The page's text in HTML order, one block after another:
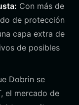
Con más de
de protección
capa extra de
de posibles
Dobrin se
el mercado de